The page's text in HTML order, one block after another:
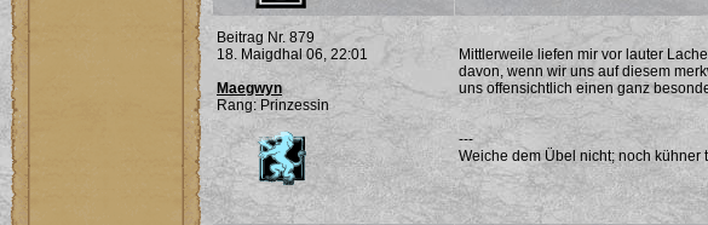
Beitrag Nr. 879
18. Maigdhal 06, 22:01
Maegwyn
Rang: Prinzessin
Mittlerweile liefen mir vor lauter
davon, wenn wir uns auf diesem
uns offensichtlich einen ganz
---
Weiche dem Übel nicht; noch kühner